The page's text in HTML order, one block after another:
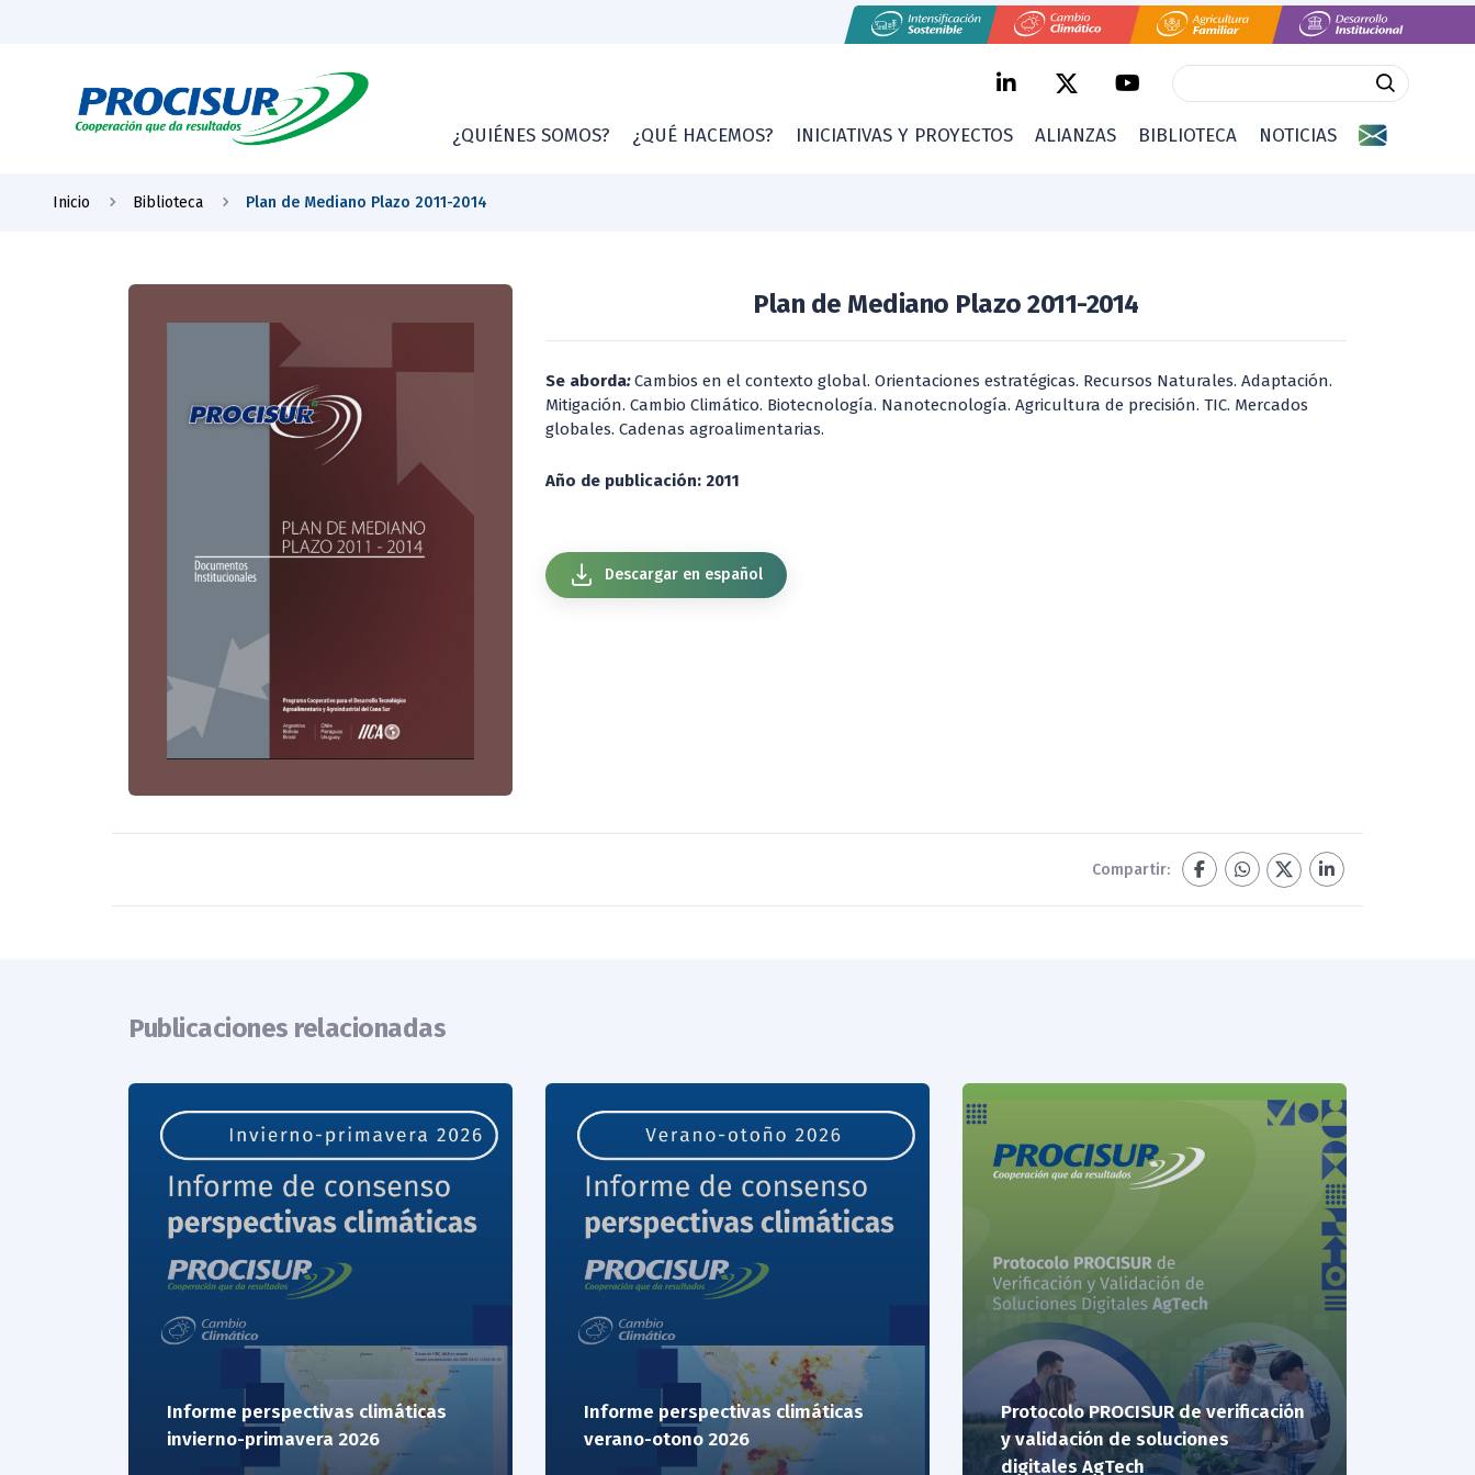
¿QUIÉNES SOMOS? ¿QUÉ HACEMOS? INICIATIVAS Y PROYECTOS ALIANZAS BIBLIOTECA NOTICIAS
Inicio Biblioteca Plan de Mediano Plazo 2011-2014
Plan de Mediano Plazo 2011-2014
Se aborda:Cambios en el contexto global. Orientaciones estratégicas. Recursos Naturales. Adaptación.
Mitigación. Cambio Climático. Biotecnología. Nanotecnología. Agricultura de precisión. TIC. Mercados
globales. Cadenas agroalimentarias.
Año de publicación: 2011
Descargar en español
Compartir:
Publicaciones relacionadas
Informe perspectivas climáticas
invierno-primavera 2026
Informe perspectivas climáticas
verano-otono 2026
Protocolo PROCISUR de verificación
y validación de soluciones
digitales AgTech